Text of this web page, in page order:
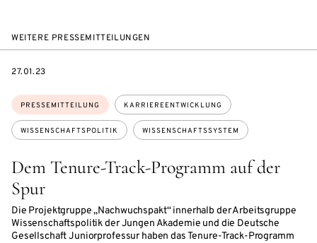
WEITERE PRESSEMITTEILUNGEN
Dem Tenure-Track-Programm auf der
Spur
Die Projektgruppe „Nachwuchspakt“ innerhalb der Arbeitsgruppe
Wissenschaftspolitik der Jungen Akademie und die Deutsche
Gesellschaft Juniorprofessur haben das Tenure-Track-Programm
Themen:
PRESSEMITTEILUNG KARRIEREENTWICKLUNG
WISSENSCHAFTSPOLITIK WISSENSCHAFTSSYSTEM
DATE
27.01.23